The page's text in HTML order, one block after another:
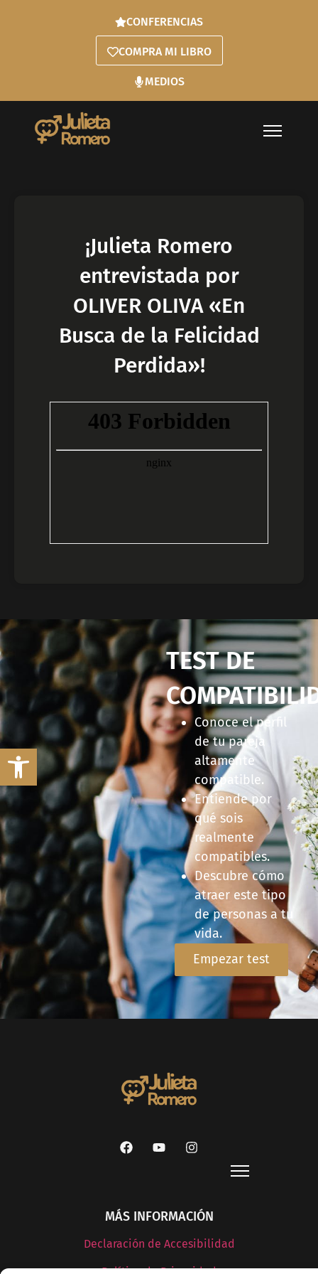
Abrir barra de herramientas
CONFERENCIAS
COMPRA MI LIBRO
MEDIOS
¡Julieta Romero
entrevistada por
OLIVER OLIVA «En
Busca de la Felicidad
Perdida»!
TEST DE
Conoce el perfil
de tu pareja
altamente
compatible.
Entiende por
qué sois
realmente
compatibles.
Descubre cómo
atraer este tipo
de personas a tu
vida.
Empezar test
MÁS INFORMACIÓN
Declaración de Accesibilidad